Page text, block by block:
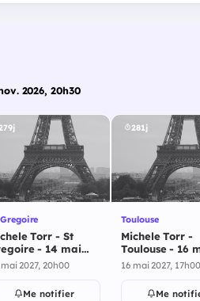
2026, 20h30
Torr - St
- 14 mai
2027, 20h00
Me notifier
281j
Toulouse
Michele Torr -
Toulouse - 16
2027
16 mai 2027, 17h00
Me